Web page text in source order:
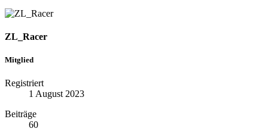
ZL_Racer
Mitglied
Registriert
1 August 2023
Beiträge
60